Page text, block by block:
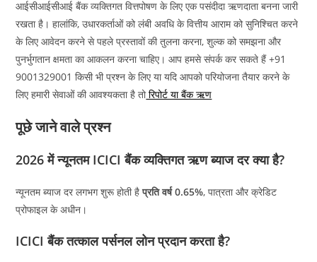
आईसीआईसीआई बैंक व्यक्तिगत वित्तपोषण के लिए एक पसंदीदा ऋणदाता बनना जारी
रखता है। हालांकि, उधारकर्ताओं को लंबी अवधि के वित्तीय आराम को सुनिश्चित करने
के लिए आवेदन करने से पहले प्रस्तावों की तुलना करना, शुल्क को समझना और
पुनर्भुगतान क्षमता का आकलन करना चाहिए। आप हमसे संपर्क कर सकते हैं +91
9001329001 किसी भी प्रश्न के लिए या यदि आपको परियोजना तैयार करने के
लिए हमारी सेवाओं की आवश्यकता है तोरिपोर्ट या बैंक ऋण
पूछे जाने वाले प्रश्न
2026 में न्यूनतम ICICI बैंक व्यक्तिगत ऋण ब्याज दर क्या है?
न्यूनतम ब्याज दर लगभग शुरू होती हैप्रति वर्ष 0.65%, पात्रता और क्रेडिट
प्रोफाइल के अधीन।
ICICI बैंक तत्काल पर्सनल लोन प्रदान करता है?